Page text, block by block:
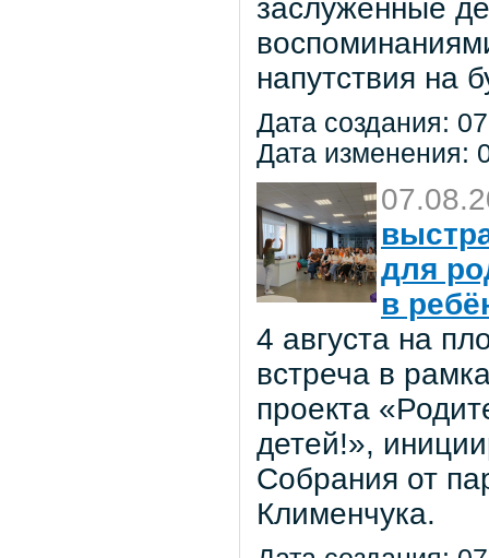
заслуженные
напутствия на
Дата создания:
Дата изменения:
для
в
4 августа на
встреча в
проекта
детей!»,
Собрания от
Клименчука.